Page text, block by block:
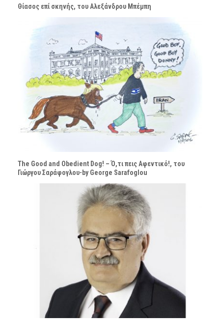
Θίασος επί σκηνής, του Αλεξάνδρου Μπέμπη
The Good and Obedient Dog! – Ό,τι πεις Αφεντικό!, του
Γιώργου Σαράφογλου-by George Sarafoglou